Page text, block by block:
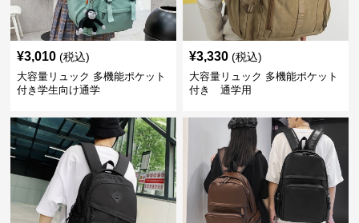
¥3,010 (税込)
大容量リュック 多機能ポケット
付き学生向け通学
¥3,330 (税込)
大容量リュック 多機能ポケット
付き 通学用